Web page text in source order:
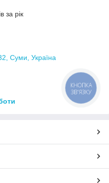
за рік
Суми, Україна
КНОПКА
ЗВ'ЯЗКУ